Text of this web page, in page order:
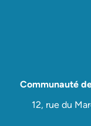
Communauté
12, rue du